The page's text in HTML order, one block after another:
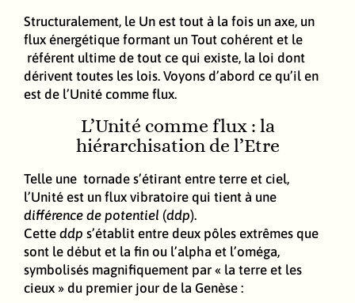
Structuralement, le Un est tout à la fois un axe, un
flux énergétique formant un Tout cohérent et le
référent ultime de tout ce qui existe, la loi dont
dérivent toutes les lois. Voyons d’abord ce qu’il en
est de l’Unité comme flux.
L’Unité comme flux : la
hiérarchisation de l’Etre
Telle une tornade s’étirant entre terre et ciel,
l’Unité est un flux vibratoire qui tient à une
différence de potentiel (ddp).
Cette ddp s’établit entre deux pôles extrêmes que
sont le début et la fin ou l’alpha et l’oméga,
symbolisés magnifiquement par « la terre et les
cieux » du premier jour de la Genèse :